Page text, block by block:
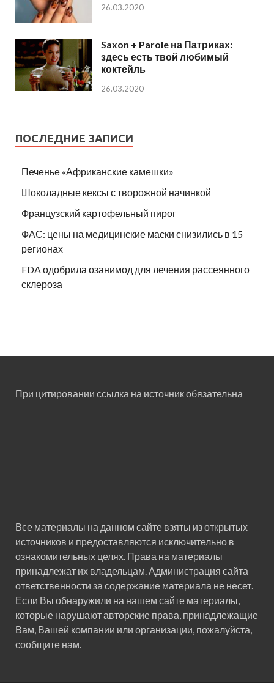
26.03.2020
Saxon + Parole на Патриках:
здесь есть твой любимый
коктейль
26.03.2020
ПОСЛЕДНИЕ ЗАПИСИ
Печенье «Африканские камешки»
Шоколадные кексы с творожной начинкой
Французский картофельный пирог
ФАС: цены на медицинские маски снизились в 15
регионах
FDA одобрила озанимод для лечения рассеянного
склероза
При цитировании ссылка на источник обязательна
Все материалы на данном сайте взяты из открытых
источников и предоставляются исключительно в
ознакомительных целях. Права на материалы
принадлежат их владельцам. Администрация сайта
ответственности за содержание материала не несет.
Если Вы обнаружили на нашем сайте материалы,
которые нарушают авторские права, принадлежащие
Вам, Вашей компании или организации, пожалуйста,
сообщите нам.